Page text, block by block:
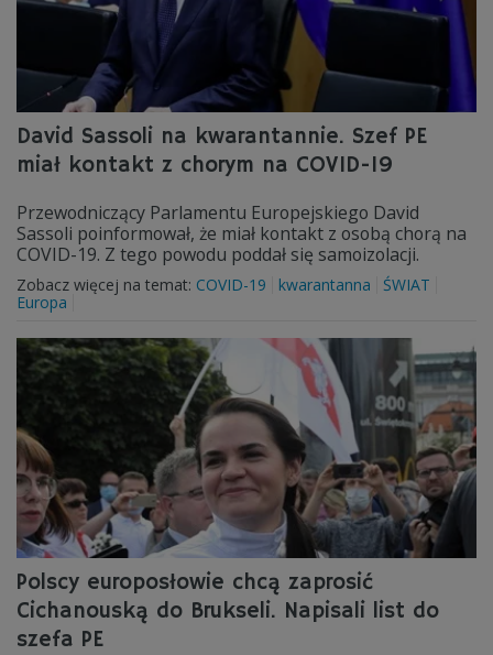
David Sassoli na kwarantannie. Szef PE
miał kontakt z chorym na COVID-19
Przewodniczący Parlamentu Europejskiego David
Sassoli poinformował, że miał kontakt z osobą chorą na
COVID-19. Z tego powodu poddał się samoizolacji.
Zobacz więcej na temat: COVID-19 kwarantanna
ŚWIAT
Europa
Polscy europosłowie chcą zaprosić
Cichanouską do Brukseli. Napisali list do
szefa PE